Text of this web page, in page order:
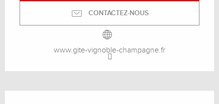
CONTACTEZ-NOUS
www.gite-vignoble-champagne.fr